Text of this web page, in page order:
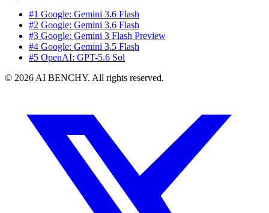
#1 Google: Gemini 3.6 Flash
#2 Google: Gemini 3.6 Flash
#3 Google: Gemini 3 Flash Preview
#4 Google: Gemini 3.5 Flash
#5 OpenAI: GPT-5.6 Sol
© 2026 AI BENCHY. All rights reserved.